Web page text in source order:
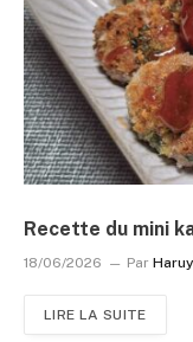
Recette du mini
18/06/2026 Par
LIRE LA SUITE